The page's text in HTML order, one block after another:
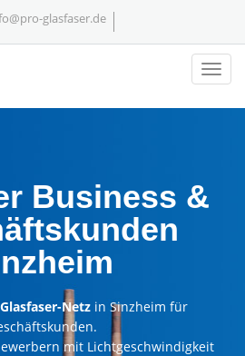
glasfaser.de
Business &
Glasfaser-Netzin Sinzheim für
mit Lichtgeschwindigkeit